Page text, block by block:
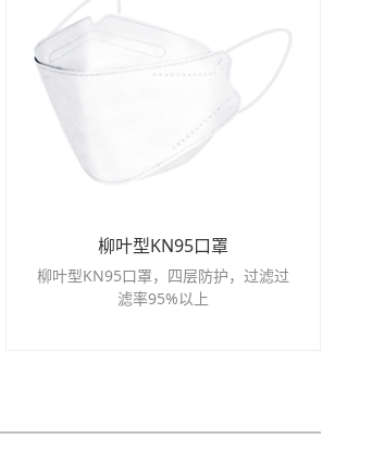
柳叶型KN95口罩
柳叶型KN95口罩，四层防护，过滤过
滤率95%以上